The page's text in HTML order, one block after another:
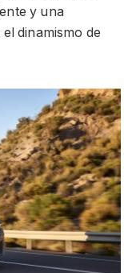
y una
dinamismo de